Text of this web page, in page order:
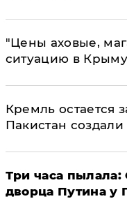
​"Цены аховые,
ситуацию в Крыму
​Кремль остается
Пакистан
Три часа
дворца Путина у